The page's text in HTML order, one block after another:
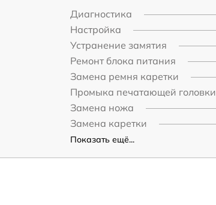
Диагностика
Настройка
Устранение замятия
Ремонт блока питания
Замена ремня каретки
Промыка печатающей головки
Замена ножа
Замена каретки
Показать ещё...